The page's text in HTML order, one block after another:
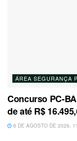
ÁREA SEGURANÇA
Concurso PC-
de até R$
6 DE AGOSTO DE 2026,